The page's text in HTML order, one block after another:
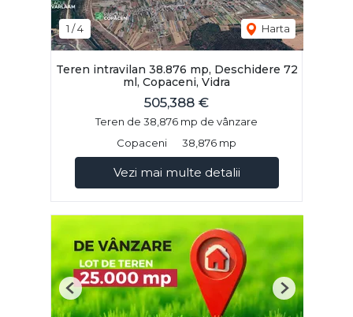
1 /4 Harta
Teren intravilan 38.876 mp, Deschidere 72
ml, Copaceni, Vidra
505,388 €
Teren de 38,876 mp de vânzare
Copaceni
38,876 mp
Vezi mai multe detalii
Previous Next